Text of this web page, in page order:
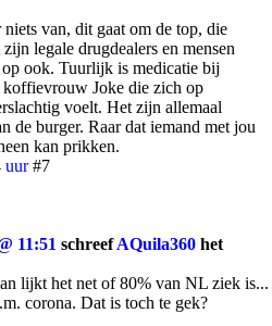
van, dit gaat om de top, die
legale drugdealers en mensen
ook. Tuurlijk is medicatie bij
koffievrouw Joke die zich op
voelt. Het zijn allemaal
de burger. Raar dat iemand met jou
kan prikken.
uur #7
11:51 schreefAQuila360 het
lijkt het net of 80% van NL ziek is...
corona. Dat is toch te gek?